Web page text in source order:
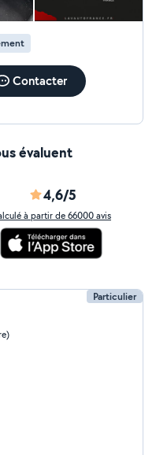
Contacter
évaluent
4,6/5
à partir de 66000 avis
Particulier